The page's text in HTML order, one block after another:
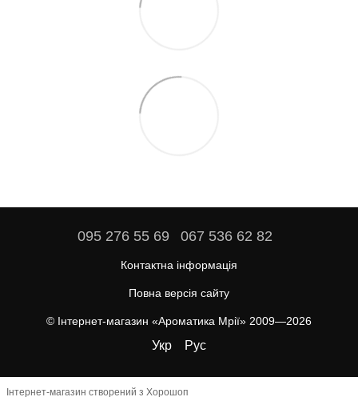
095 276 55 69 067 536 62 82
Контактна інформація
Повна версія сайту
© Інтернет-магазин «Ароматика Мрії» 2009—2026
Укр Рус
Інтернет-магазин створений з Хорошоп